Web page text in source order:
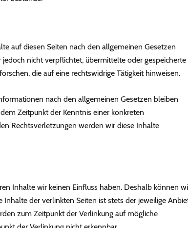
auf diesen Seiten nach den allgemeinen Gesetzen
nicht verpflichtet, übermittelte oder gespeicherte
die auf eine rechtswidrige Tätigkeit hinweisen.
nach den allgemeinen Gesetzen bleiben
Zeitpunkt der Kenntnis einer konkreten
Rechtsverletzungen werden wir diese Inhalte
Inhalte wir keinen Einfluss haben. Deshalb können
der verlinkten Seiten ist stets der jeweilige
zum Zeitpunkt der Verlinkung auf mögliche